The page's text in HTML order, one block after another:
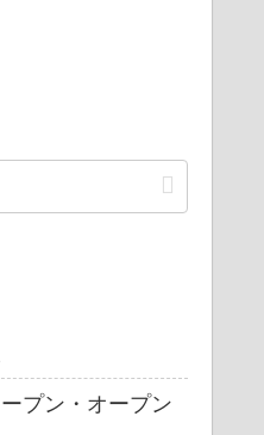
プン・オープン